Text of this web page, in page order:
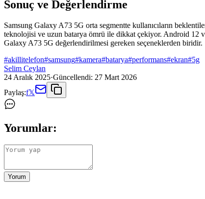
Sonuç ve Değerlendirme
Samsung Galaxy A73 5G orta segmentte kullanıcıların
teknolojisi ve uzun batarya ömrü ile dikkat çekiyor. Android 12
Galaxy A73 5G değerlendirilmesi gereken seçeneklerden biridir.
#akillitelefon#samsung#kamera#batarya#performans#ekran#5g
Selim Ceylan
24 Aralık 2025·Güncellendi: 27 Mart 2026
Paylaş:f𝕏
Yorumlar:
Yorum